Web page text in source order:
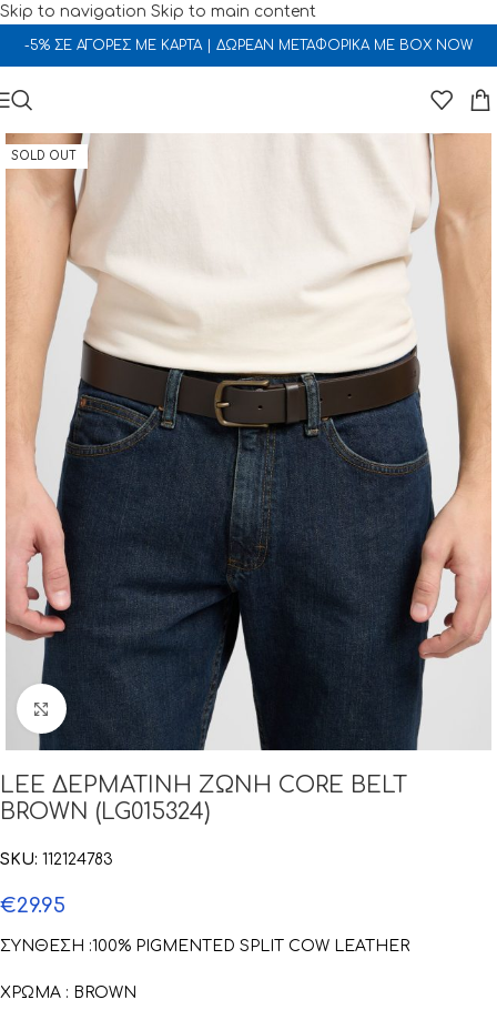
Skip to navigation Skip to main content
-5% ΣΕ ΑΓΟΡΕΣ ΜΕ ΚΑΡΤΑ | ΔΩΡΕΑΝ ΜΕΤΑΦΟΡΙΚΑ ΜΕ BOX NOW
SOLD OUT
Click to enlarge
LEE ΔΕΡΜΑΤΙΝΗ ΖΩΝΗ CORE BELT
BROWN (LG015324)
SKU: 112124783
€29.95
ΣΥΝΘΕΣΗ :100% PIGMENTED SPLIT COW LEATHER
ΧΡΩΜΑ : BROWN